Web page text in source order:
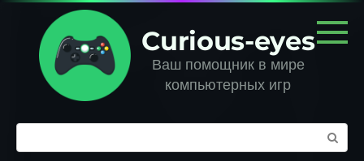
Перейти
контенту
Curious-eyes
Ваш помощник в мире
компьютерных игр
Поиск: